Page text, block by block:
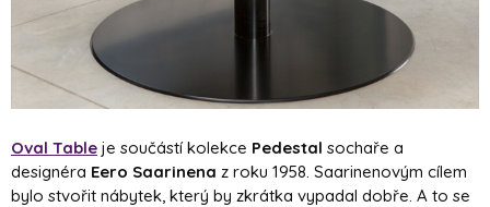
Oval Table je součástí kolekce Pedestal sochaře a
designéra Eero Saarinena z roku 1958. Saarinenovým cílem
bylo stvořit nábytek, který by zkrátka vypadal dobře. A to se